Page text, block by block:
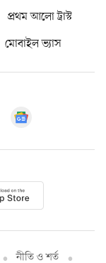
প্রথম আলো ট্রাস্ট
মোবাইল ভ্যাস
নীতি ও শর্ত